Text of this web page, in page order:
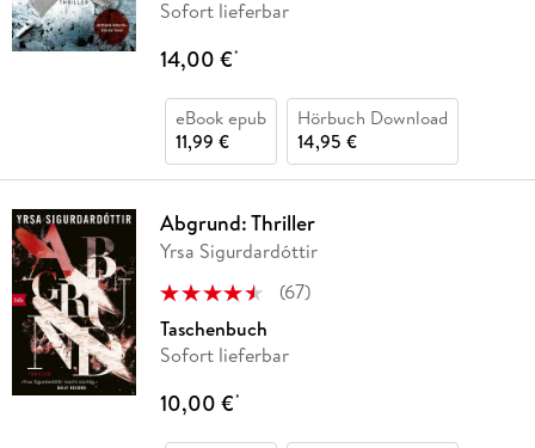
Sofort lieferbar
14,00 €*
eBook epub
11,99 €
Hörbuch Download
14,95 €
Abgrund: Thriller
Yrsa Sigurdardóttir
(67)
Taschenbuch
Sofort lieferbar
10,00 €*